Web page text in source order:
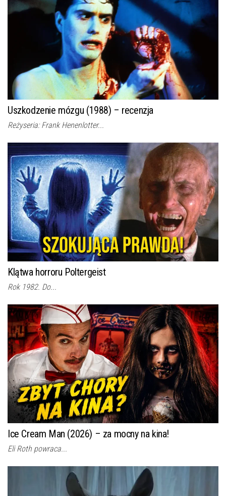
Uszkodzenie mózgu (1988) – recenzja
Reżyseria: Frank Henenlotter...
Klątwa horroru Poltergeist
Rok 1982. Do...
Ice Cream Man (2026) – za mocny na kina!
Eli Roth powraca...